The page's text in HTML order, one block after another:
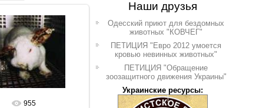
27.08.2009
Sham69
955
Наши друзья
Одесский приют для бездомных
животных "КОВЧЕГ"
ПЕТИЦИЯ "Евро 2012 умоется
кровью невинных животных"
ПЕТИЦИЯ "Обращение
зоозащитного движения Украины"
Украинские ресурсы: